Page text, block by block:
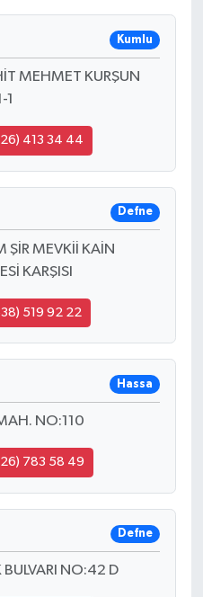
Kumlu
MEHMET KURŞUN
1
413 34 44
Defne
ŞİR MEVKİİ KAİN
KARŞISI
519 92 22
Hassa
NO:110
783 58 49
Defne
BULVARI NO:42 D